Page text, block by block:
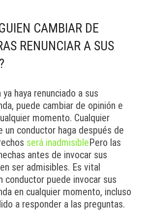
CAMBIAR DE
RENUNCIAR A SUS
haya renunciado a sus
puede cambiar de opinión e
momento. Cualquier
un conductor haga después de
será inadmisiblePero las
antes de invocar sus
ser admisibles. Es vital
conductor puede invocar sus
en cualquier momento, incluso
a responder a las preguntas.